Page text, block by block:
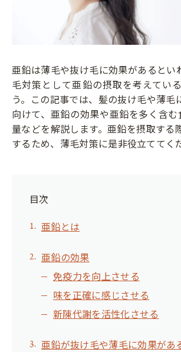
亜鉛は薄毛や抜け毛に効果があるとい
毛対策として亜鉛の摂取を考えてい
う。この記事では、髪の抜け毛や薄毛
向けて、亜鉛の効果や亜鉛を多く含
量などを解説します。亜鉛を摂取する
するため、薄毛対策に是非役立ててく
目次
亜鉛とは
亜鉛の効果
免疫力を向上させる
味を正確に感じさせる
新陳代謝を活性化させる
亜鉛が抜け毛や薄毛に効果があ